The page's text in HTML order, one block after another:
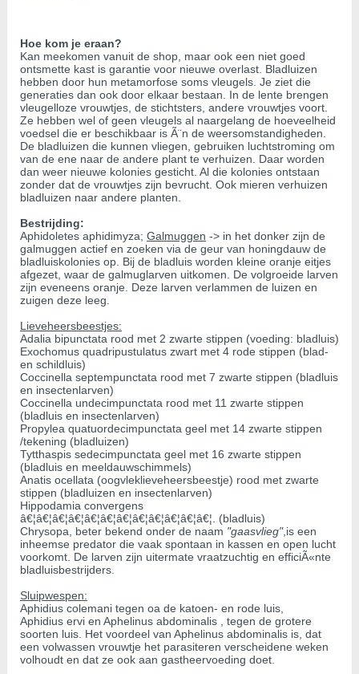
Hoe kom je eraan?
Kan meekomen vanuit de shop, maar ook een niet goed
ontsmette kast is garantie voor nieuwe overlast. Bladluizen
hebben door hun metamorfose soms vleugels. Je ziet die
generaties dan ook door elkaar bestaan. In de lente brengen
vleugelloze vrouwtjes, de stichtsters, andere vrouwtjes voort.
Ze hebben wel of geen vleugels al naargelang de hoeveelheid
voedsel die er beschikbaar is Ã¨n de weersomstandigheden.
De bladluizen die kunnen vliegen, gebruiken luchtstroming om
van de ene naar de andere plant te verhuizen. Daar worden
dan weer nieuwe kolonies gesticht. Al die kolonies ontstaan
zonder dat de vrouwtjes zijn bevrucht. Ook mieren verhuizen
bladluizen naar andere planten.
Bestrijding:
Aphidoletes aphidimyza; Galmuggen -> in het donker zijn de
galmuggen actief en zoeken via de geur van honingdauw de
bladluiskolonies op. Bij de bladluis worden kleine oranje eitjes
afgezet, waar de galmuglarven uitkomen. De volgroeide larven
zijn eveneens oranje. Deze larven verlammen de luizen en
zuigen deze leeg.
Lieveheersbeestjes:
Adalia bipunctata rood met 2 zwarte stippen (voeding: bladluis)
Exochomus quadripustulatus zwart met 4 rode stippen (blad-
en schildluis)
Coccinella septempunctata rood met 7 zwarte stippen (bladluis
en insectenlarven)
Coccinella undecimpunctata rood met 11 zwarte stippen
(bladluis en insectenlarven)
Propylea quatuordecimpunctata geel met 14 zwarte stippen
/tekening (bladluizen)
Tytthaspis sedecimpunctata geel met 16 zwarte stippen
(bladluis en meeldauwschimmels)
Anatis ocellata (oogvleklieveheersbeestje) rood met zwarte
stippen (bladluizen en insectenlarven)
Hippodamia convergens
â€¦â€¦â€¦â€¦â€¦â€¦â€¦â€¦â€¦â€¦â€¦â€¦. (bladluis)
Chrysopa, beter bekend onder de naam "gaasvlieg",is een
inheemse predator die vaak spontaan in kassen en open lucht
voorkomt. De larven zijn uitermate vraatzuchtig en efficiÃ«nte
bladluisbestrijders.
Sluipwespen:
Aphidius colemani tegen oa de katoen- en rode luis,
Aphidius ervi en Aphelinus abdominalis , tegen de grotere
soorten luis. Het voordeel van Aphelinus abdominalis is, dat
een volwassen vrouwtje het parasiteren verscheidene weken
volhoudt en dat ze ook aan gastheervoeding doet.